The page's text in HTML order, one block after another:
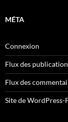
MÉTA
Connexion
Flux des
Flux des
Site de WordPress-